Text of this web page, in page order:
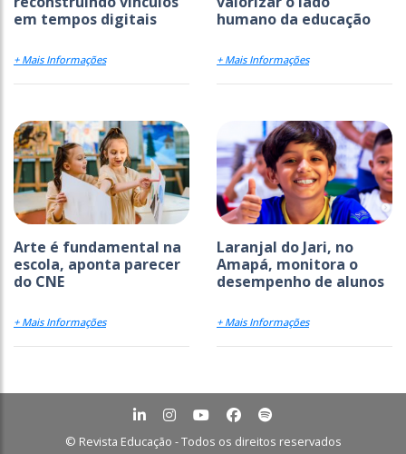
em tempos digitais
+ Mais Informações
humano da educação
+ Mais Informações
Arte é fundamental na
escola, aponta parecer
do CNE
+ Mais Informações
Laranjal do Jari, no
Amapá, monitora o
desempenho de alunos
+ Mais Informações
© Revista Educação - Todos os direitos reservados